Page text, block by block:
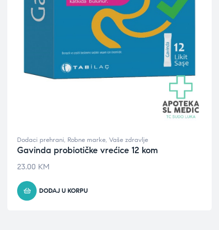
Dodaci prehrani, Robne marke, Vaše zdravlje
Gavinda probiotičke vrećice 12 kom
23.00 KM
DODAJ U KORPU